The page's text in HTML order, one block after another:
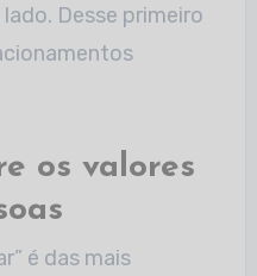
Desse primeiro
os valores
é das mais